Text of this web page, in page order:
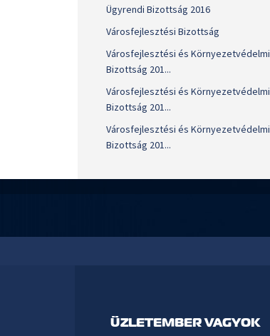
Ügyrendi Bizottság 2016
Városfejlesztési Bizottság
Városfejlesztési és Környezetvédelmi
Bizottság 201...
Városfejlesztési és Környezetvédelmi
Bizottság 201...
Városfejlesztési és Környezetvédelmi
Bizottság 201...
ÜZLETEMBER VAGYOK